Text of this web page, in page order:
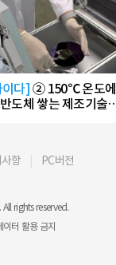
다]② 150℃ 온도에
도체 쌓는 제조기술
항 PC버전
rights reserved.
이터 활용 금지